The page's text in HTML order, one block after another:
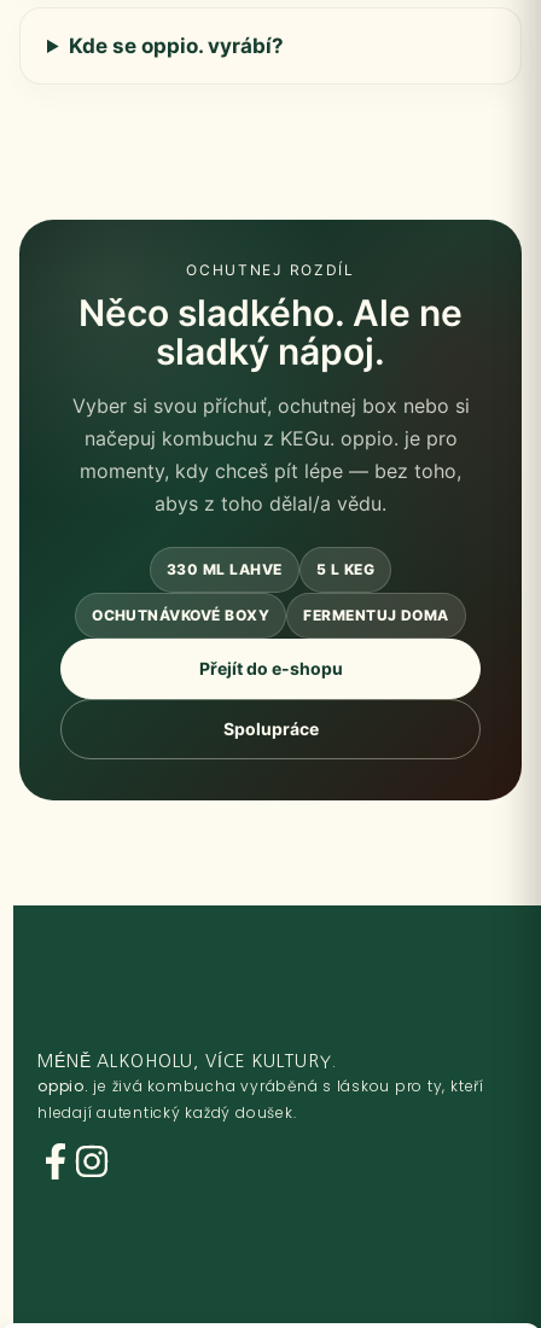
Kde se oppio. vyrábí?
OCHUTNEJ ROZDÍL
Něco sladkého. Ale ne
sladký nápoj.
Vyber si svou příchuť, ochutnej box nebo si
načepuj kombuchu z KEGu. oppio. je pro
momenty, kdy chceš pít lépe — bez toho,
abys z toho dělal/a vědu.
330 ML LAHVE 5 L KEG
OCHUTNÁVKOVÉ BOXY FERMENTUJ DOMA
Přejít do e-shopu
Spolupráce
MÉNĚ ALKOHOLU, VÍCE KULTURY.
oppio. je živá kombucha vyráběná s láskou pro ty, kteří
hledají autentický každý doušek.